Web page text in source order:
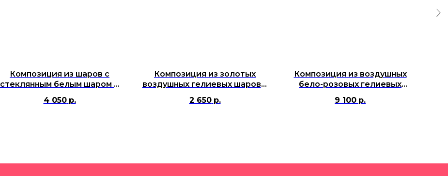
Композиция из шаров с
стеклянным белым шаром и
девушки
4 050 р.
Композиция из золотых
воздушных гелиевых шаров с
2 650 р.
Композиция из воздушных
бело-розовых гелиевых
9 100 р.